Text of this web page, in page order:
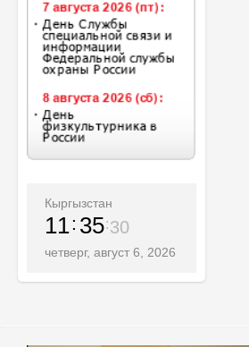
Кыргызстан
11 35 32
четверг, август 6, 2026